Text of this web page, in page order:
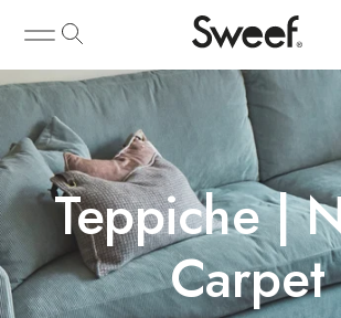
Teppiche |
Carpet